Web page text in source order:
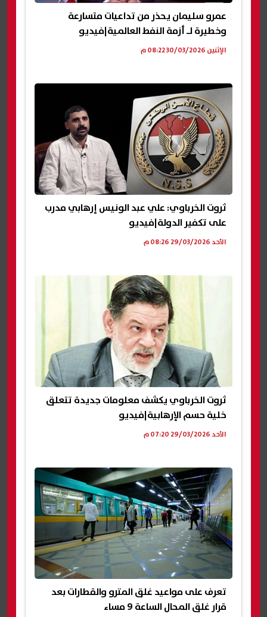
عمرو سليمان يحذر من تداعيات متسارعة
وخطيرة لـ أزمة النفط العالمية|فيديو
الإثنين 30/03/2026 08:22 م
ثروت الخرباوي: علي عبد الونيس إرهابي مدرب
على تكفير الدولة|فيديو
الأحد 29/03/2026 08:26 م
ثروت الخرباوي يكشف معلومات جديدة تتعلق
خلية حسم الإرهابية|فيديو
الأحد 29/03/2026 07:20 م
تعرف على مواعيد غلق المترو والقطارات بعد
قرار غلق المحال الساعة 9 مساء